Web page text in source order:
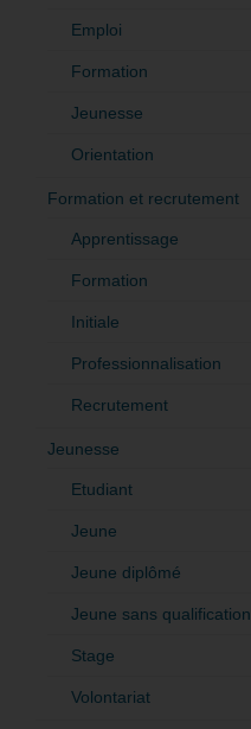
Emploi
Formation
Jeunesse
Orientation
Formation et recrutement
Apprentissage
Formation
Initiale
Professionnalisation
Recrutement
Jeunesse
Etudiant
Jeune
Jeune diplômé
Jeune sans qualification
Stage
Volontariat